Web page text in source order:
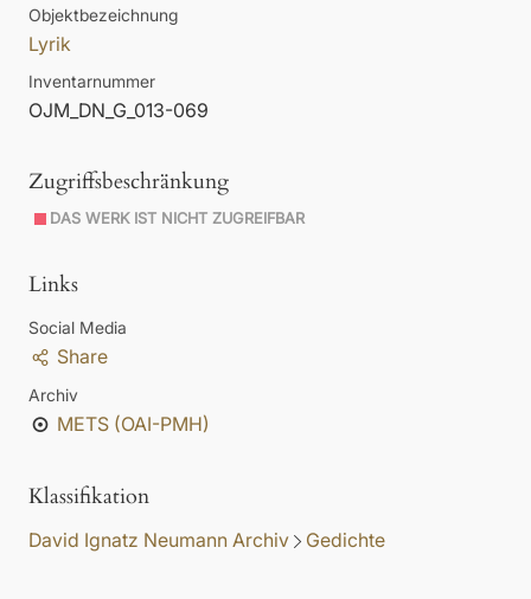
Objektbezeichnung
Lyrik
Inventarnummer
OJM_DN_G_013-069
Zugriffsbeschränkung
DAS WERK IST NICHT ZUGREIFBAR
Links
Social Media
Share
Archiv
METS (OAI-PMH)
Klassifikation
David Ignatz Neumann Archiv Gedichte